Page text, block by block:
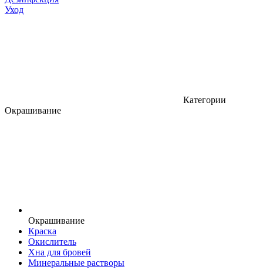
Уход
Категории
Окрашивание
Окрашивание
Краска
Окислитель
Хна для бровей
Минеральные растворы